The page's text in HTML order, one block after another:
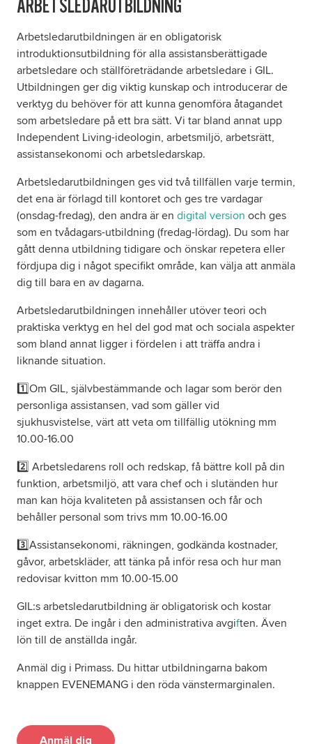
Om oss
Nyheter
Ordlista
FAQ
Tillgänglighetsredogörelse
GDPR
Formulär
ARBETSLEDARUTBILDNING
Arbetsledarutbildningen är en obligatorisk
introduktionsutbildning för alla assistansberättigade
arbetsledare och ställföreträdande arbetsledare i GIL.
Utbildningen ger dig viktig kunskap och introducerar de
verktyg du behöver för att kunna genomföra åtagandet
som arbetsledare på ett bra sätt. Vi tar bland annat upp
Independent Living-ideologin, arbetsmiljö, arbetsrätt,
assistansekonomi och arbetsledarskap.
Arbetsledarutbildningen ges vid två tillfällen varje termin,
det ena är förlagd till kontoret och ges tre vardagar
(onsdag-fredag), den andra är en digital version och ges
som en tvådagars-utbildning (fredag-lördag). Du som har
gått denna utbildning tidigare och önskar repetera eller
fördjupa dig i något specifikt område, kan välja att anmäla
dig till bara en av dagarna.
Arbetsledarutbildningen innehåller utöver teori och
praktiska verktyg en hel del god mat och sociala aspekter
som bland annat ligger i fördelen i att träffa andra i
liknande situation.
1️⃣Om GIL, självbestämmande och lagar som berör den
personliga assistansen, vad som gäller vid
sjukhusvistelse, värt att veta om tillfällig utökning mm
10.00-16.00
2️⃣ Arbetsledarens roll och redskap, få bättre koll på din
funktion, arbetsmiljö, att vara chef och i slutänden hur
man kan höja kvaliteten på assistansen och får och
behåller personal som trivs mm 10.00-16.00
3️⃣Assistansekonomi, räkningen, godkända kostnader,
gåvor, arbetskläder, att tänka på inför resa och hur man
redovisar kvitton mm 10.00-15.00
GIL:s arbetsledarutbildning är obligatorisk och kostar
inget extra. De ingår i den administrativa avgiften. Även
lön till de anställda ingår.
Anmäl dig i Primass. Du hittar utbildningarna bakom
knappen EVENEMANG i den röda vänstermarginalen.
Anmäl dig